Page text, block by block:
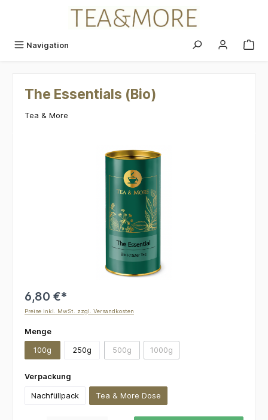
Navigation
The Essentials (Bio)
Tea & More
Bildergalerie überspringen
6,80 €*
Preise inkl. MwSt. zzgl. Versandkosten
Mengeauswählen
100g 250g 500g(Diese Option ist zurzeit nicht verfügbar.)
1000g(Diese Option ist zurzeit nicht
Verpackung
Nachfüllpack Tea & More Dose